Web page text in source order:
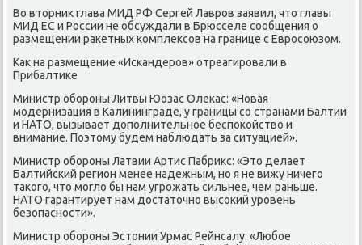
Во вторник глава МИД РФ Сергей Лавров заявил, что главы
МИД ЕС и России не обсуждали в Брюсселе сообщения о
размещении ракетных комплексов на границе с Евросоюзом.
Как на размещение «Искандеров» отреагировали в
Прибалтике
Министр обороны Литвы Юозас Олекас: «Новая
модернизация в Калининграде, у границы со странами Балтии
и НАТО, вызывает дополнительное беспокойство и
внимание. Поэтому будем наблюдать за ситуацией».
Министр обороны Латвии Артис Пабрикс: «Это делает
Балтийский регион менее надежным, но я не вижу ничего
такого, что могло бы нам угрожать сильнее, чем раньше.
НАТО гарантирует нам достаточно высокий уровень
безопасности».
Министр обороны Эстонии Урмас Рейнсалу: «Любое